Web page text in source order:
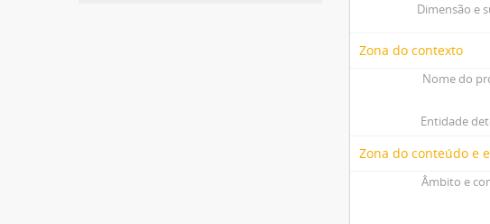
Dimensão e
Zona do contexto
Nome do
Entidade
Zona do conteúdo e
Âmbito e